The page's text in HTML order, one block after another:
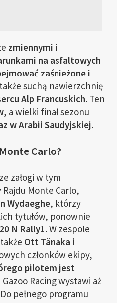
zmiennymi i
na asfaltowych
zaśnieżone i
suchą nawierzchnię
Alp Francuskich. Ten
, a wielki finał sezonu
w Arabii Saudyjskiej.
Carlo?
załogi w tym
Monte Carlo,
Wydaeghe, którzy
tytułów, ponownie
N Rally1. W zespole
Ott Tänaka i
członków ekipy,
pilotem jest
Gazoo Racing wystawi aż
pełnego programu